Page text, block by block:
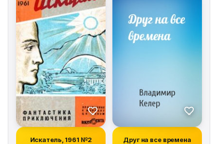
Искатель, 1961 №2 Друг на все времена